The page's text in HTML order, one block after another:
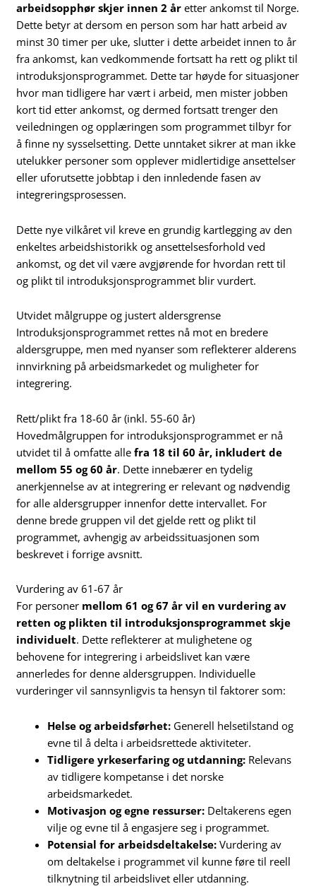
arbeidsopphør skjer innen 2 år etter ankomst til Norge.
Dette betyr at dersom en person som har hatt arbeid av
minst 30 timer per uke, slutter i dette arbeidet innen to år
fra ankomst, kan vedkommende fortsatt ha rett og plikt til
introduksjonsprogrammet. Dette tar høyde for situasjoner
hvor man tidligere har vært i arbeid, men mister jobben
kort tid etter ankomst, og dermed fortsatt trenger den
veiledningen og opplæringen som programmet tilbyr for
å finne ny sysselsetting. Dette unntaket sikrer at man ikke
utelukker personer som opplever midlertidige ansettelser
eller uforutsette jobbtap i den innledende fasen av
integreringsprosessen.
Dette nye vilkåret vil kreve en grundig kartlegging av den
enkeltes arbeidshistorikk og ansettelsesforhold ved
ankomst, og det vil være avgjørende for hvordan rett til
og plikt til introduksjonsprogrammet blir vurdert.
Utvidet målgruppe og justert aldersgrense
Introduksjonsprogrammet rettes nå mot en bredere
aldersgruppe, men med nyanser som reflekterer alderens
innvirkning på arbeidsmarkedet og muligheter for
integrering.
Rett/plikt fra 18-60 år (inkl. 55-60 år)
Hovedmålgruppen for introduksjonsprogrammet er nå
utvidet til å omfatte allefra 18 til 60 år, inkludert de
mellom 55 og 60 år. Dette innebærer en tydelig
anerkjennelse av at integrering er relevant og nødvendig
for alle aldersgrupper innenfor dette intervallet. For
denne brede gruppen vil det gjelde rett og plikt til
programmet, avhengig av arbeidssituasjonen som
beskrevet i forrige avsnitt.
Vurdering av 61-67 år
For personer mellom 61 og 67 år vil en vurdering av
retten og plikten til introduksjonsprogrammet skje
individuelt. Dette reflekterer at mulighetene og
behovene for integrering i arbeidslivet kan være
annerledes for denne aldersgruppen. Individuelle
vurderinger vil sannsynligvis ta hensyn til faktorer som:
Helse og arbeidsførhet: Generell helsetilstand og
evne til å delta i arbeidsrettede aktiviteter.
Tidligere yrkeserfaring og utdanning: Relevans
av tidligere kompetanse i det norske
arbeidsmarkedet.
Motivasjon og egne ressurser: Deltakerens egen
vilje og evne til å engasjere seg i programmet.
Potensial for arbeidsdeltakelse: Vurdering av
om deltakelse i programmet vil kunne føre til reell
tilknytning til arbeidslivet eller utdanning.